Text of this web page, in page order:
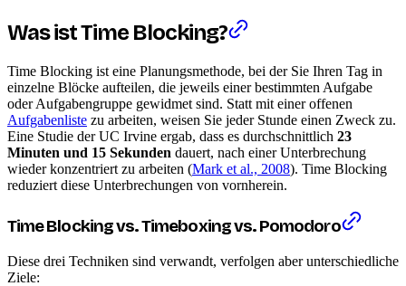
Was ist Time Blocking?
Time Blocking ist eine Planungsmethode, bei der Sie Ihren Tag in
einzelne Blöcke aufteilen, die jeweils einer bestimmten Aufgabe
oder Aufgabengruppe gewidmet sind. Statt mit einer offenen
Aufgabenliste zu arbeiten, weisen Sie jeder Stunde einen Zweck zu.
Eine Studie der UC Irvine ergab, dass es durchschnittlich 23
Minuten und 15 Sekunden dauert, nach einer Unterbrechung
wieder konzentriert zu arbeiten (Mark et al., 2008). Time Blocking
reduziert diese Unterbrechungen von vornherein.
Time Blocking vs. Timeboxing vs. Pomodoro
Diese drei Techniken sind verwandt, verfolgen aber unterschiedliche
Ziele: